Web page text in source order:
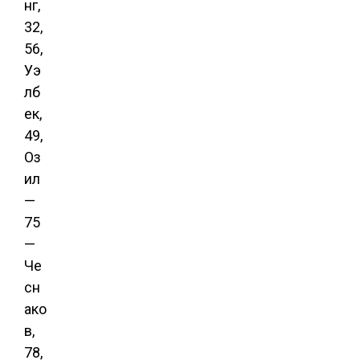
нг,
32,
56,
Уэ
лб
ек,
49,
Оз
ил
—
75
—
Че
сн
ако
в,
78,